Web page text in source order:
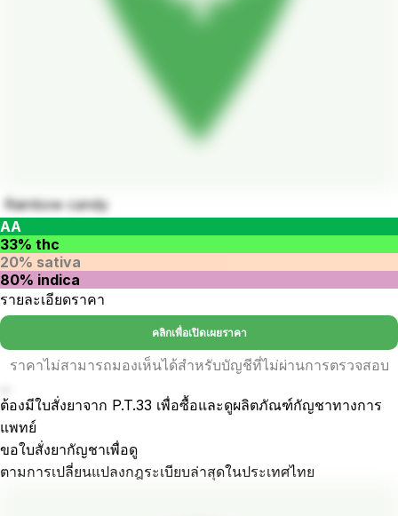
Rainbow candy
AA
33% thc
20% sativa
80% indica
รายละเอียดราคา
คลิกเพื่อเปิดเผยราคา
ราคาไม่สามารถมองเห็นได้สำหรับบัญชีที่ไม่ผ่านการตรวจสอบ
ต้องมีใบสั่งยาจาก P.T.33 เพื่อซื้อและดูผลิตภัณฑ์กัญชาทางการ
แพทย์
ขอใบสั่งยากัญชาเพื่อดู
ตามการเปลี่ยนแปลงกฎระเบียบล่าสุดในประเทศไทย